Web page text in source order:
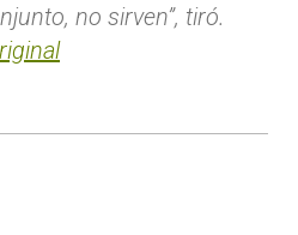
no sirven”, tiró.